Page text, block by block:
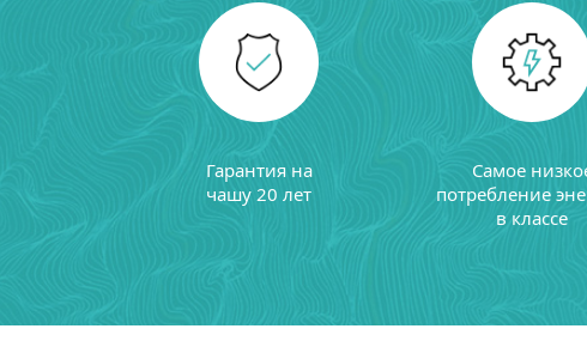
Гарантия на
чашу 20 лет
Самое
потребление
в классе